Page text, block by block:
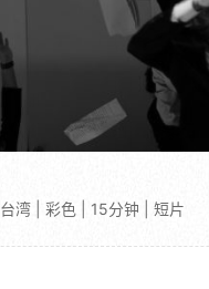
湾 | 彩色 | 15分钟 | 短片